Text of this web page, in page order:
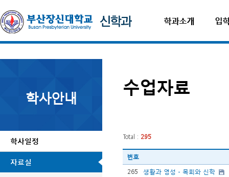
학과소개 입
학사안내
학사일정
자료실
수업자료
Total : 295
번호
265
생활과 영성 - 목회와 신학